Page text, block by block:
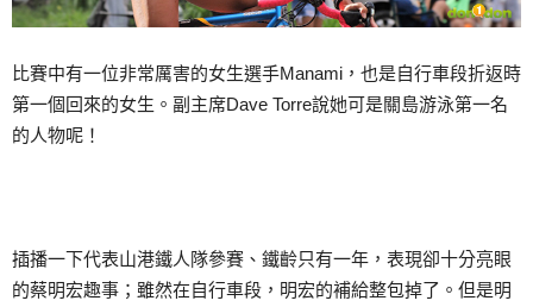
比賽中有一位非常厲害的女生選手Manami，也是自行車段折返時
第一個回來的女生。副主席Dave Torre說她可是關島游泳第一名
的人物呢！
插播一下代表山港鐵人隊參賽、鐵齡只有一年，表現卻十分亮眼
的蔡明宏趣事；雖然在自行車段，明宏的補給整包掉了。但是明